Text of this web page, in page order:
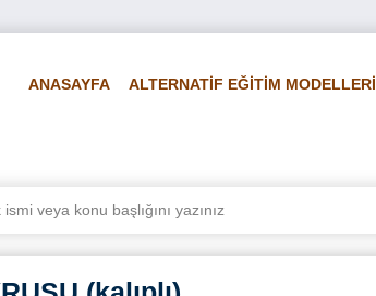
ANASAYFA ALTERNATİF EĞİTİM MODELLERİ